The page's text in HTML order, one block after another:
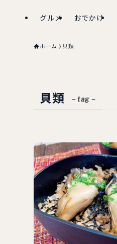
グルメ おでかけ
ホーム 貝類
貝類 – tag –